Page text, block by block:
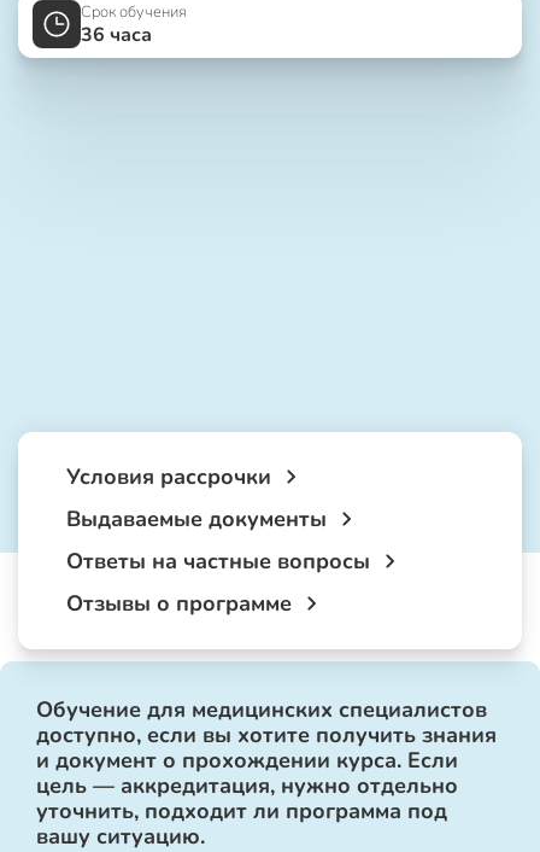
Срок обучения
36 часа
Условия рассрочки
Выдаваемые документы
Ответы на частные вопросы
Отзывы о программе
Обучение для медицинских специалистов
доступно, если вы хотите получить знания
и документ о прохождении курса. Если
цель — аккредитация, нужно отдельно
уточнить, подходит ли программа под
вашу ситуацию.